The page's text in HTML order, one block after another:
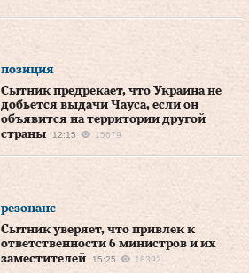
позиция
Сытник предрекает, что Украина не
добьется выдачи Чауса, если он
объявится на территории другой
страны
12:15 15679
резонанс
Сытник уверяет, что привлек к
ответственности 6 министров и их
заместителей
15:25 18392